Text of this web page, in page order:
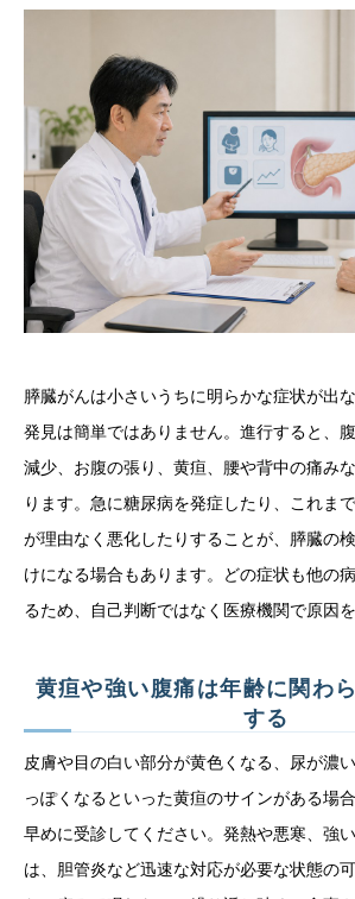
膵臓がんは小さいうちに明らかな症状が出
発見は簡単ではありません。進行すると、
減少、お腹の張り、黄疸、腰や背中の痛み
ります。急に糖尿病を発症したり、これま
が理由なく悪化したりすることが、膵臓の
けになる場合もあります。どの症状も他の
るため、自己判断ではなく医療機関で原因を
黄疸や強い腹痛は年齢に関わ
する
皮膚や目の白い部分が黄色くなる、尿が濃
っぽくなるといった黄疸のサインがある場
早めに受診してください。発熱や悪寒、強
は、胆管炎など迅速な対応が必要な状態の